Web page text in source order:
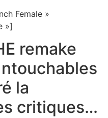
Female »
»]
remake
la
critiques…